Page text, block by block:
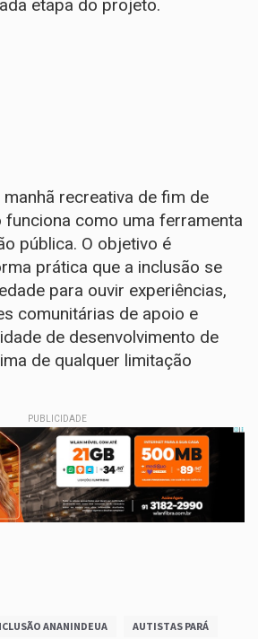
etapa do projeto.
recreativa de fim de
funciona como uma ferramenta
pública. O objetivo é
prática que a inclusão se
para ouvir experiências,
comunitárias de apoio e
de desenvolvimento de
de qualquer limitação
PUBLICIDADE
ANANINDEUA AUTISTAS PARÁ